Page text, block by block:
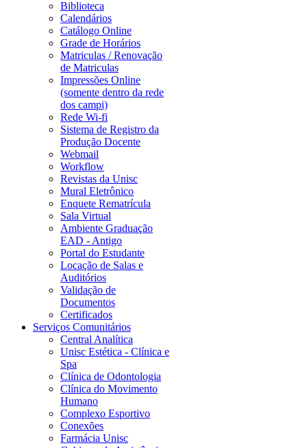
Biblioteca
Calendários
Catálogo Online
Grade de Horários
Matriculas / Renovação
de Matriculas
Impressões Online
(somente dentro da rede
dos campi)
Rede Wi-fi
Sistema de Registro da
Produção Docente
Webmail
Workflow
Revistas da Unisc
Mural Eletrônico
Enquete Rematrícula
Sala Virtual
Ambiente Graduação
EAD - Antigo
Portal do Estudante
Locação de Salas e
Auditórios
Validação de
Documentos
Certificados
Serviços Comunitários
Central Analítica
Unisc Estética - Clínica e
Spa
Clínica de Odontologia
Clínica do Movimento
Humano
Complexo Esportivo
Conexões
Farmácia Unisc